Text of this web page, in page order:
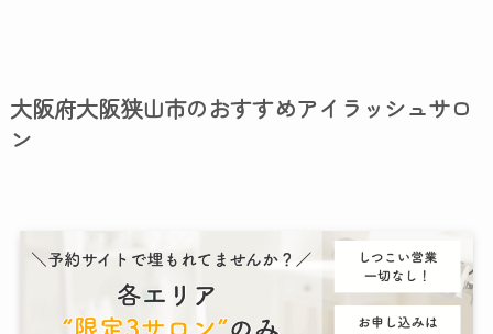
大阪府大阪狭山市のおすすめアイラッシュサロ
ン